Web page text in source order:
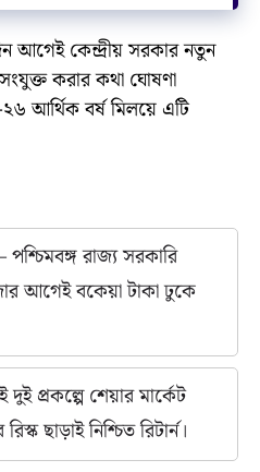
আগেই কেন্দ্রীয় সরকার নতুন
করার কথা ঘোষণা
আর্থিক বর্ষ মিলয়ে এটি
রাজ্য সরকারি
আগেই বকেয়া টাকা ঢুকে
প্রকল্পে শেয়ার মার্কেট
ছাড়াই নিশ্চিত রিটার্ন।